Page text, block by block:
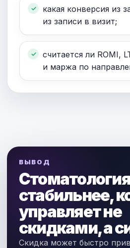
какая конверсия из
из записи в визит;
считается ли ROMI,
и маржа по
ВЫВОД
стабильнее,
управляет не
скидками, а
Скидка может быстро